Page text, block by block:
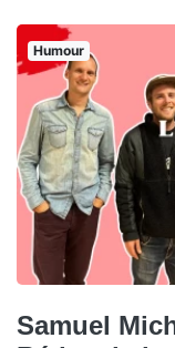
Humour
Samuel